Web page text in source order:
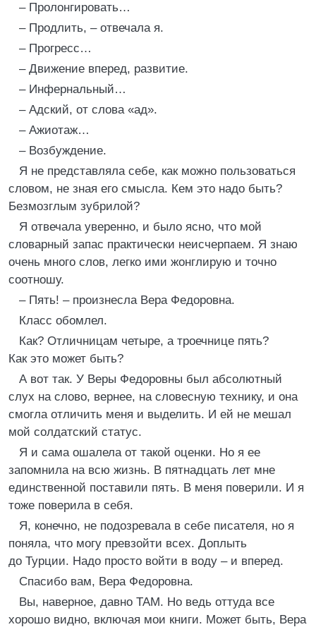
– Пролонгировать…
– Продлить, – отвечала я.
– Прогресс…
– Движение вперед, развитие.
– Инфернальный…
– Адский, от слова «ад».
– Ажиотаж…
– Возбуждение.
Я не представляла себе, как можно пользоваться
словом, не зная его смысла. Кем это надо быть?
Безмозглым зубрилой?
Я отвечала уверенно, и было ясно, что мой
словарный запас практически неисчерпаем. Я знаю
очень много слов, легко ими жонглирую и точно
соотношу.
– Пять! – произнесла Вера Федоровна.
Класс обомлел.
Как? Отличницам четыре, а троечнице пять?
Как это может быть?
А вот так. У Веры Федоровны был абсолютный
слух на слово, вернее, на словесную технику, и она
смогла отличить меня и выделить. И ей не мешал
мой солдатский статус.
Я и сама ошалела от такой оценки. Но я ее
запомнила на всю жизнь. В пятнадцать лет мне
единственной поставили пять. В меня поверили. И я
тоже поверила в себя.
Я, конечно, не подозревала в себе писателя, но я
поняла, что могу превзойти всех. Доплыть
до Турции. Надо просто войти в воду – и вперед.
Спасибо вам, Вера Федоровна.
Вы, наверное, давно ТАМ. Но ведь оттуда все
хорошо видно, включая мои книги. Может быть, Вера